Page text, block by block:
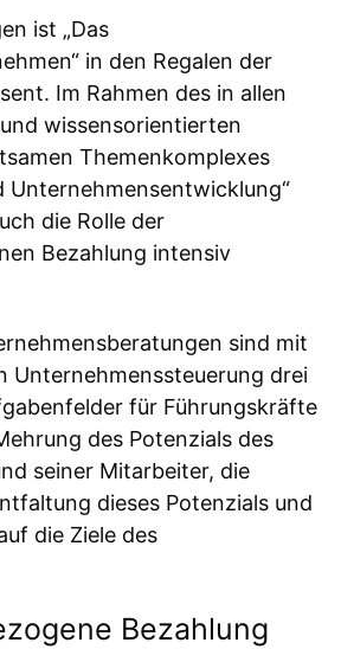
ist „Das
in den Regalen der
Im Rahmen des in allen
wissensorientierten
Themenkomplexes
Unternehmensentwicklung“
die Rolle der
Bezahlung intensiv
sind mit
Unternehmenssteuerung drei
für Führungskräfte
des Potenzials des
seiner Mitarbeiter, die
dieses Potenzials und
die Ziele des
Bezahlung